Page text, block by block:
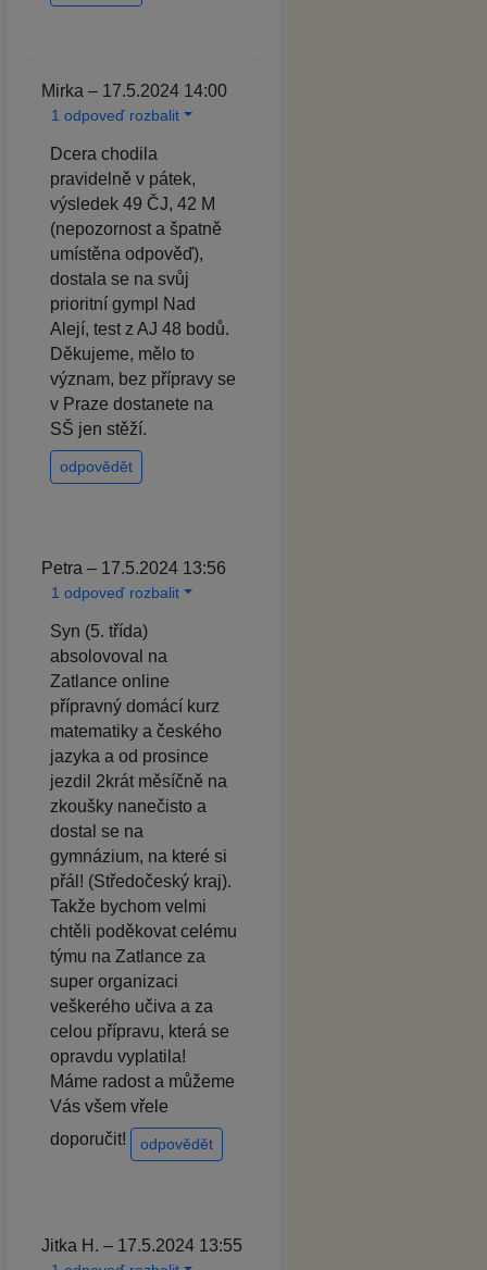
Mirka – 17.5.2024 14:00
1 odpoveď rozbalit
Dcera chodila
pravidelně v pátek,
výsledek 49 ČJ, 42 M
(nepozornost a špatně
umístěna odpověď),
dostala se na svůj
prioritní gympl Nad
Alejí, test z AJ 48 bodů.
Děkujeme, mělo to
význam, bez přípravy se
v Praze dostanete na
SŠ jen stěží.
odpovědět
Petra – 17.5.2024 13:56
1 odpoveď rozbalit
Syn (5. třída)
absolovoval na
Zatlance online
přípravný domácí kurz
matematiky a českého
jazyka a od prosince
jezdil 2krát měsíčně na
zkoušky nanečisto a
dostal se na
gymnázium, na které si
přál! (Středočeský kraj).
Takže bychom velmi
chtěli poděkovat celému
týmu na Zatlance za
super organizaci
veškerého učiva a za
celou přípravu, která se
opravdu vyplatila!
Máme radost a můžeme
Vás všem vřele
doporučit!
odpovědět
Jitka H. – 17.5.2024 13:55